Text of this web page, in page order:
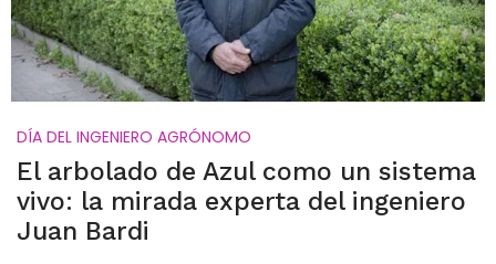
DÍA DEL INGENIERO AGRÓNOMO
El arbolado de Azul como un sistema
vivo: la mirada experta del ingeniero
Juan Bardi